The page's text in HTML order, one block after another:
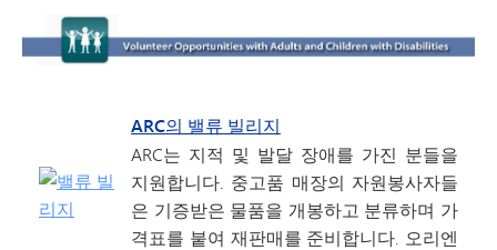
ARC의 밸류 빌리지
ARC는 지적 및 발달 장애를 가진 분들을
지원합니다. 중고품 매장의 자원봉사자들
은 기증받은 물품을 개봉하고 분류하며 가
격표를 붙여 재판매를 준비합니다. 오리엔